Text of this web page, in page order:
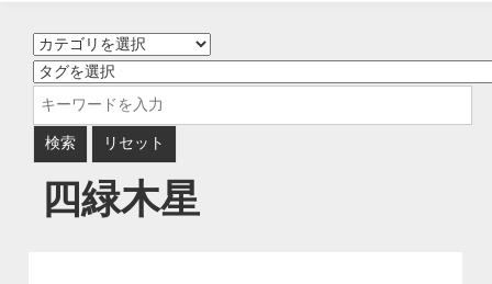
風水師ウメヤマの風
水ゼミナール｜風水
学・四柱推命学・易
学を合わせた立命講
四緑木星